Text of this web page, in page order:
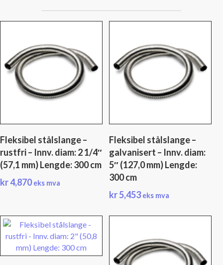
Fleksibel stålslange –
rustfri – Innv. diam: 2 1/4″
(57,1 mm) Lengde: 300 cm
kr4,870 eks mva
Fleksibel stålslange –
galvanisert – Innv. diam:
5″ (127,0 mm) Lengde:
300 cm
kr5,453 eks mva